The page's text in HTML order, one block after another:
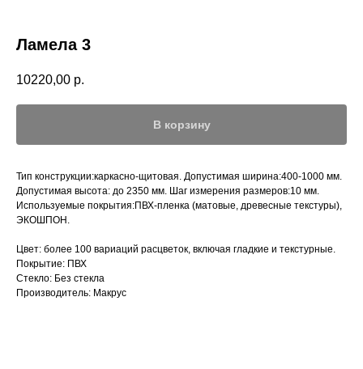
Ламела 3
10220,00 р.
В корзину
Тип конструкции:каркасно-щитовая. Допустимая ширина:400-1000 мм.
Допустимая высота: до 2350 мм. Шаг измерения размеров:10 мм.
Используемые покрытия:ПВХ-пленка (матовые, древесные текстуры),
ЭКОШПОН.
Цвет: более 100 вариаций расцветок, включая гладкие и текстурные.
Покрытие: ПВХ
Стекло: Без стекла
Производитель: Макрус